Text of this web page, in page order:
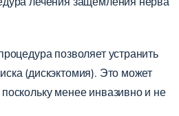
позволяет устранить
(дискэктомия). Это может
менее инвазивно и не